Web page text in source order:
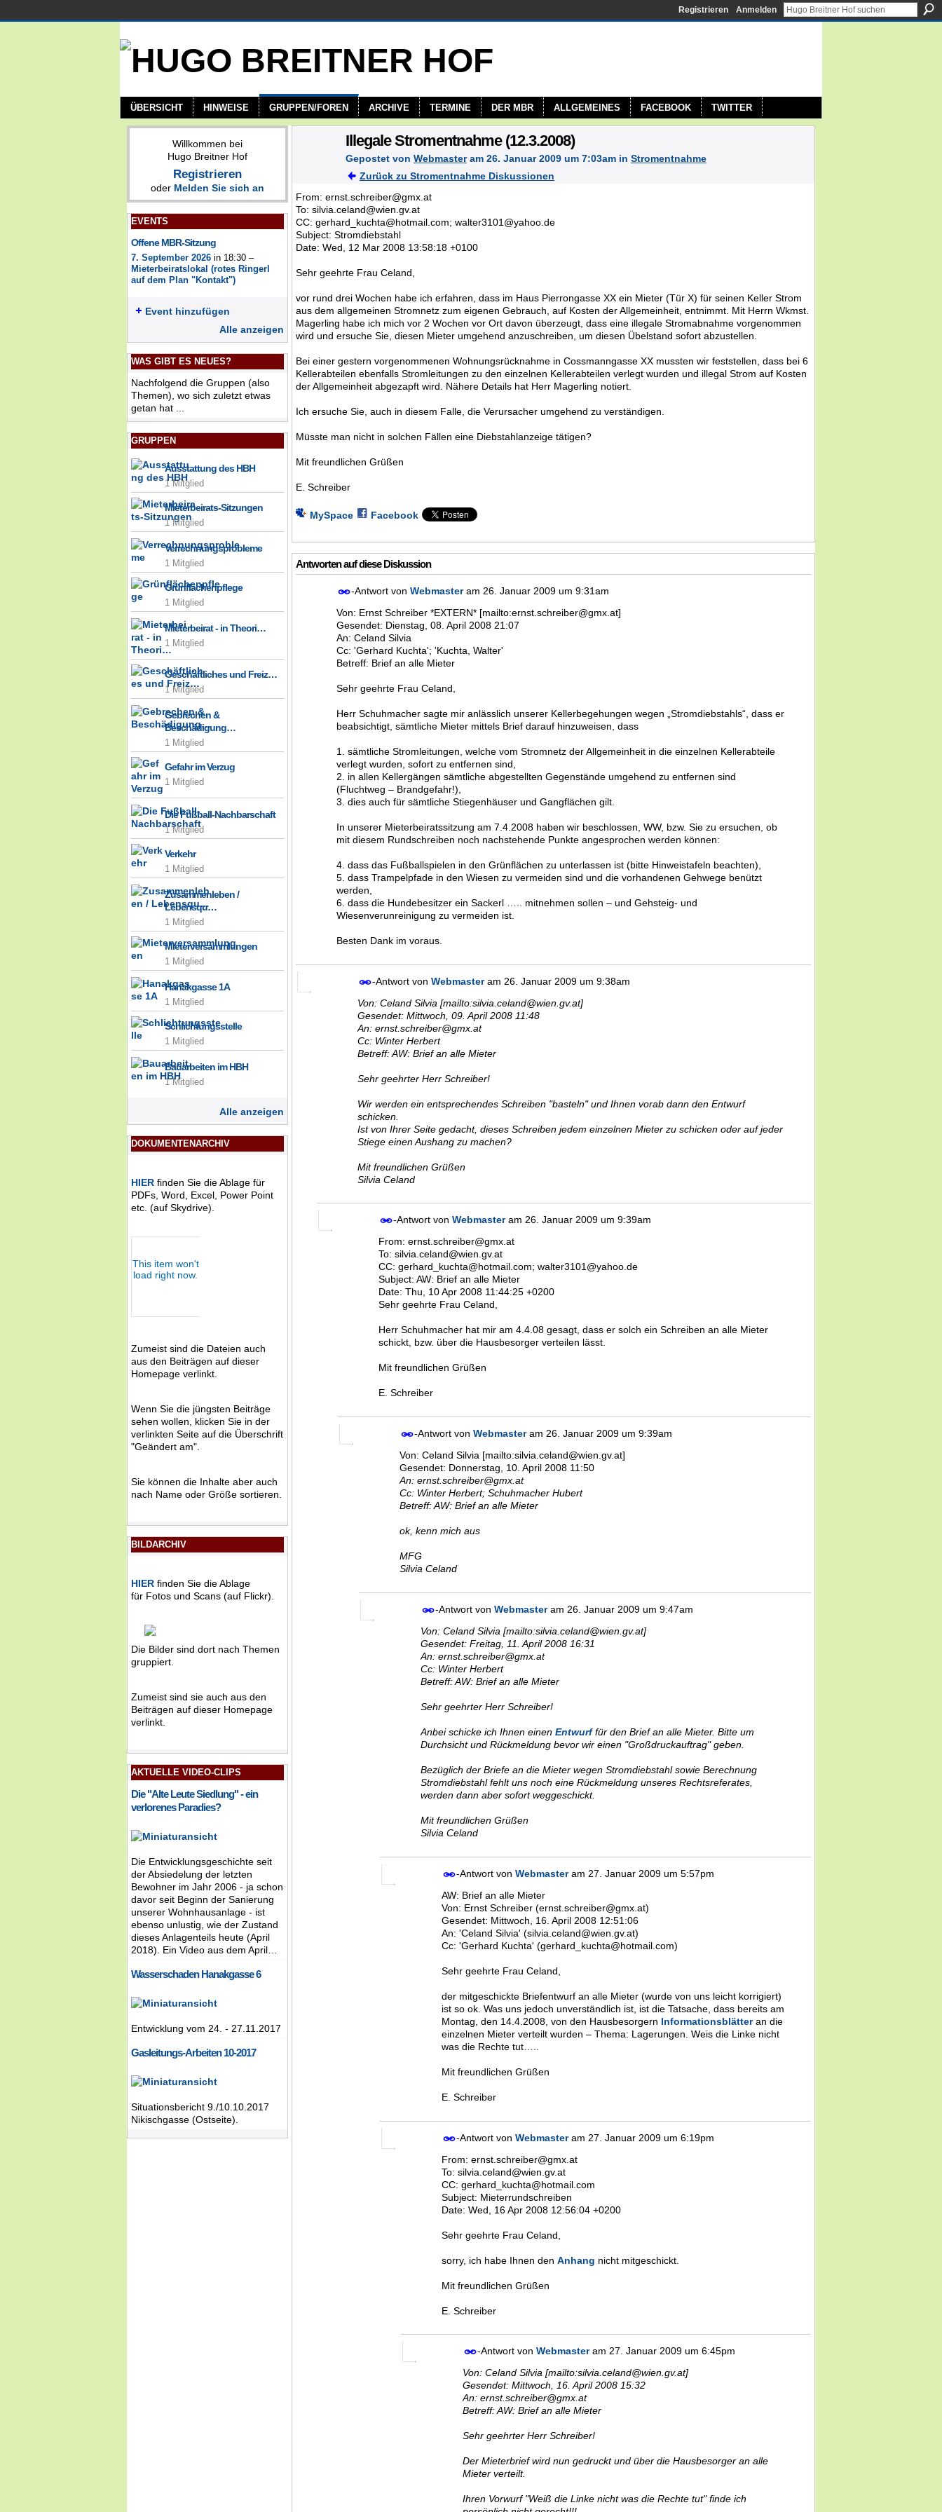
Registrieren Anmelden
ÜBERSICHT HINWEISE GRUPPEN/FOREN ARCHIVE TERMINE DER MBR ALLGEMEINES FACEBOOK TWITTER
Willkommen bei
Hugo Breitner Hof
Registrieren
oder Melden Sie sich an
EVENTS
Offene MBR-Sitzung
7. September 2026 in 18:30 –
Mieterbeiratslokal (rotes Ringerl
auf dem Plan "Kontakt")
Event hinzufügen
Alle anzeigen
WAS GIBT ES NEUES?
Nachfolgend die Gruppen (also
Themen), wo sich zuletzt etwas
getan hat ...
GRUPPEN
Ausstattung des HBH
1 Mitglied
Mieterbeirats-Sitzungen
1 Mitglied
Verrechnungsprobleme
1 Mitglied
Grünflächenpflege
1 Mitglied
Mieterbeirat - in Theori…
1 Mitglied
Geschäftliches und Freiz…
1 Mitglied
Gebrechen &
Beschädigung…
1 Mitglied
Gefahr im Verzug
1 Mitglied
Die Fußball-Nachbarschaft
1 Mitglied
Verkehr
1 Mitglied
Zusammenleben /
Lebensqu…
1 Mitglied
Mieterversammlungen
1 Mitglied
Hanakgasse 1A
1 Mitglied
Schlichtungsstelle
1 Mitglied
Bauarbeiten im HBH
1 Mitglied
Alle anzeigen
DOKUMENTENARCHIV
HIER finden Sie die Ablage für
PDFs, Word, Excel, Power Point
etc. (auf Skydrive).
Zumeist sind die Dateien auch
aus den Beiträgen auf dieser
Homepage verlinkt.
Wenn Sie die jüngsten Beiträge
sehen wollen, klicken Sie in der
verlinkten Seite auf die Überschrift
"Geändert am".
Sie können die Inhalte aber auch
nach Name oder Größe sortieren.
BILDARCHIV
HIER finden Sie die Ablage
für Fotos und Scans (auf Flickr).
Die Bilder sind dort nach Themen
gruppiert.
Zumeist sind sie auch aus den
Beiträgen auf dieser Homepage
verlinkt.
AKTUELLE VIDEO-CLIPS
Die "Alte Leute Siedlung" - ein
verlorenes Paradies?
Die Entwicklungsgeschichte seit
der Absiedelung der letzten
Bewohner im Jahr 2006 - ja schon
davor seit Beginn der Sanierung
unserer Wohnhausanlage - ist
ebenso unlustig, wie der Zustand
dieses Anlagenteils heute (April
2018). Ein Video aus dem April…
Wasserschaden Hanakgasse 6
Entwicklung vom 24. - 27.11.2017
Gasleitungs-Arbeiten 10-2017
Situationsbericht 9./10.10.2017
Nikischgasse (Ostseite).
Illegale Stromentnahme (12.3.2008)
Gepostet von Webmasteram 26. Januar 2009 um 7:03am in Stromentnahme
Zurück zu Stromentnahme Diskussionen
From: ernst.schreiber@gmx.at
To: silvia.celand@wien.gv.at
CC: gerhard_kuchta@hotmail.com; walter3101@yahoo.de
Subject: Stromdiebstahl
Date: Wed, 12 Mar 2008 13:58:18 +0100
Sehr geehrte Frau Celand,
vor rund drei Wochen habe ich erfahren, dass im Haus Pierrongasse XX ein Mieter (Tür X) für seinen Keller Strom
aus dem allgemeinen Stromnetz zum eigenen Gebrauch, auf Kosten der Allgemeinheit, entnimmt. Mit Herrn Wkmst.
Magerling habe ich mich vor 2 Wochen vor Ort davon überzeugt, dass eine illegale Stromabnahme vorgenommen
wird und ersuche Sie, diesen Mieter umgehend anzuschreiben, um diesen Übelstand sofort abzustellen.
Bei einer gestern vorgenommenen Wohnungsrücknahme in Cossmanngasse XX mussten wir feststellen, dass bei 6
Kellerabteilen ebenfalls Stromleitungen zu den einzelnen Kellerabteilen verlegt wurden und illegal Strom auf Kosten
der Allgemeinheit abgezapft wird. Nähere Details hat Herr Magerling notiert.
Ich ersuche Sie, auch in diesem Falle, die Verursacher umgehend zu verständigen.
Müsste man nicht in solchen Fällen eine Diebstahlanzeige tätigen?
Mit freundlichen Grüßen
E. Schreiber
MySpace Facebook
Antworten auf diese Diskussion
-Antwort von Webmasteram 26. Januar 2009 um 9:31am
Von: Ernst Schreiber *EXTERN* [mailto:ernst.schreiber@gmx.at]
Gesendet: Dienstag, 08. April 2008 21:07
An: Celand Silvia
Cc: 'Gerhard Kuchta'; 'Kuchta, Walter'
Betreff: Brief an alle Mieter
Sehr geehrte Frau Celand,
Herr Schuhmacher sagte mir anlässlich unserer Kellerbegehungen wegen „Stromdiebstahls“, dass er
beabsichtigt, sämtliche Mieter mittels Brief darauf hinzuweisen, dass
1. sämtliche Stromleitungen, welche vom Stromnetz der Allgemeinheit in die einzelnen Kellerabteile
verlegt wurden, sofort zu entfernen sind,
2. in allen Kellergängen sämtliche abgestellten Gegenstände umgehend zu entfernen sind
(Fluchtweg – Brandgefahr!),
3. dies auch für sämtliche Stiegenhäuser und Gangflächen gilt.
In unserer Mieterbeiratssitzung am 7.4.2008 haben wir beschlossen, WW, bzw. Sie zu ersuchen, ob
mit diesem Rundschreiben noch nachstehende Punkte angesprochen werden können:
4. dass das Fußballspielen in den Grünflächen zu unterlassen ist (bitte Hinweistafeln beachten),
5. dass Trampelpfade in den Wiesen zu vermeiden sind und die vorhandenen Gehwege benützt
werden,
6. dass die Hundebesitzer ein Sackerl ….. mitnehmen sollen – und Gehsteig- und
Wiesenverunreinigung zu vermeiden ist.
Besten Dank im voraus.
-Antwort von Webmasteram 26. Januar 2009 um 9:38am
Von: Celand Silvia [mailto:silvia.celand@wien.gv.at]
Gesendet: Mittwoch, 09. April 2008 11:48
An: ernst.schreiber@gmx.at
Cc: Winter Herbert
Betreff: AW: Brief an alle Mieter
Sehr geehrter Herr Schreiber!
Wir werden ein entsprechendes Schreiben "basteln" und Ihnen vorab dann den Entwurf
schicken.
Ist von Ihrer Seite gedacht, dieses Schreiben jedem einzelnen Mieter zu schicken oder auf jeder
Stiege einen Aushang zu machen?
Mit freundlichen Grüßen
Silvia Celand
-Antwort von Webmasteram 26. Januar 2009 um 9:39am
From: ernst.schreiber@gmx.at
To: silvia.celand@wien.gv.at
CC: gerhard_kuchta@hotmail.com; walter3101@yahoo.de
Subject: AW: Brief an alle Mieter
Date: Thu, 10 Apr 2008 11:44:25 +0200
Sehr geehrte Frau Celand,
Herr Schuhmacher hat mir am 4.4.08 gesagt, dass er solch ein Schreiben an alle Mieter
schickt, bzw. über die Hausbesorger verteilen lässt.
Mit freundlichen Grüßen
E. Schreiber
-Antwort von Webmasteram 26. Januar 2009 um 9:39am
Von: Celand Silvia [mailto:silvia.celand@wien.gv.at]
Gesendet: Donnerstag, 10. April 2008 11:50
An: ernst.schreiber@gmx.at
Cc: Winter Herbert; Schuhmacher Hubert
Betreff: AW: Brief an alle Mieter
ok, kenn mich aus
MFG
Silvia Celand
-Antwort von Webmasteram 26. Januar 2009 um 9:47am
Von: Celand Silvia [mailto:silvia.celand@wien.gv.at]
Gesendet: Freitag, 11. April 2008 16:31
An: ernst.schreiber@gmx.at
Cc: Winter Herbert
Betreff: AW: Brief an alle Mieter
Sehr geehrter Herr Schreiber!
Anbei schicke ich Ihnen einen Entwurffür den Brief an alle Mieter. Bitte um
Durchsicht und Rückmeldung bevor wir einen "Großdruckauftrag" geben.
Bezüglich der Briefe an die Mieter wegen Stromdiebstahl sowie Berechnung
Stromdiebstahl fehlt uns noch eine Rückmeldung unseres Rechtsreferates,
werden dann aber sofort weggeschickt.
Mit freundlichen Grüßen
Silvia Celand
-Antwort von Webmasteram 27. Januar 2009 um 5:57pm
Von: Ernst Schreiber (ernst.schreiber@gmx.at)
Gesendet: Mittwoch, 16. April 2008 12:51:06
An: 'Celand Silvia' (silvia.celand@wien.gv.at)
Cc: 'Gerhard Kuchta' (gerhard_kuchta@hotmail.com)
Sehr geehrte Frau Celand,
der mitgeschickte Briefentwurf an alle Mieter (wurde von uns leicht korrigiert)
ist so ok. Was uns jedoch unverständlich ist, ist die Tatsache, dass bereits am
Montag, den 14.4.2008, von den Hausbesorgern Informationsblätteran die
einzelnen Mieter verteilt wurden – Thema: Lagerungen. Weis die Linke nicht
was die Rechte tut…..
Mit freundlichen Grüßen
E. Schreiber
-Antwort von Webmasteram 27. Januar 2009 um 6:19pm
From: ernst.schreiber@gmx.at
To: silvia.celand@wien.gv.at
CC: gerhard_kuchta@hotmail.com
Subject: Mieterrundschreiben
Date: Wed, 16 Apr 2008 12:56:04 +0200
Sehr geehrte Frau Celand,
sorry, ich habe Ihnen den Anhang nicht mitgeschickt.
Mit freundlichen Grüßen
E. Schreiber
-Antwort von Webmasteram 27. Januar 2009 um 6:45pm
Von: Celand Silvia [mailto:silvia.celand@wien.gv.at]
Gesendet: Mittwoch, 16. April 2008 15:32
An: ernst.schreiber@gmx.at
Betreff: AW: Brief an alle Mieter
Sehr geehrter Herr Schreiber!
Der Mieterbrief wird nun gedruckt und über die Hausbesorger an alle
Mieter verteilt.
Ihren Vorwurf "Weiß die Linke nicht was die Rechte tut" finde ich